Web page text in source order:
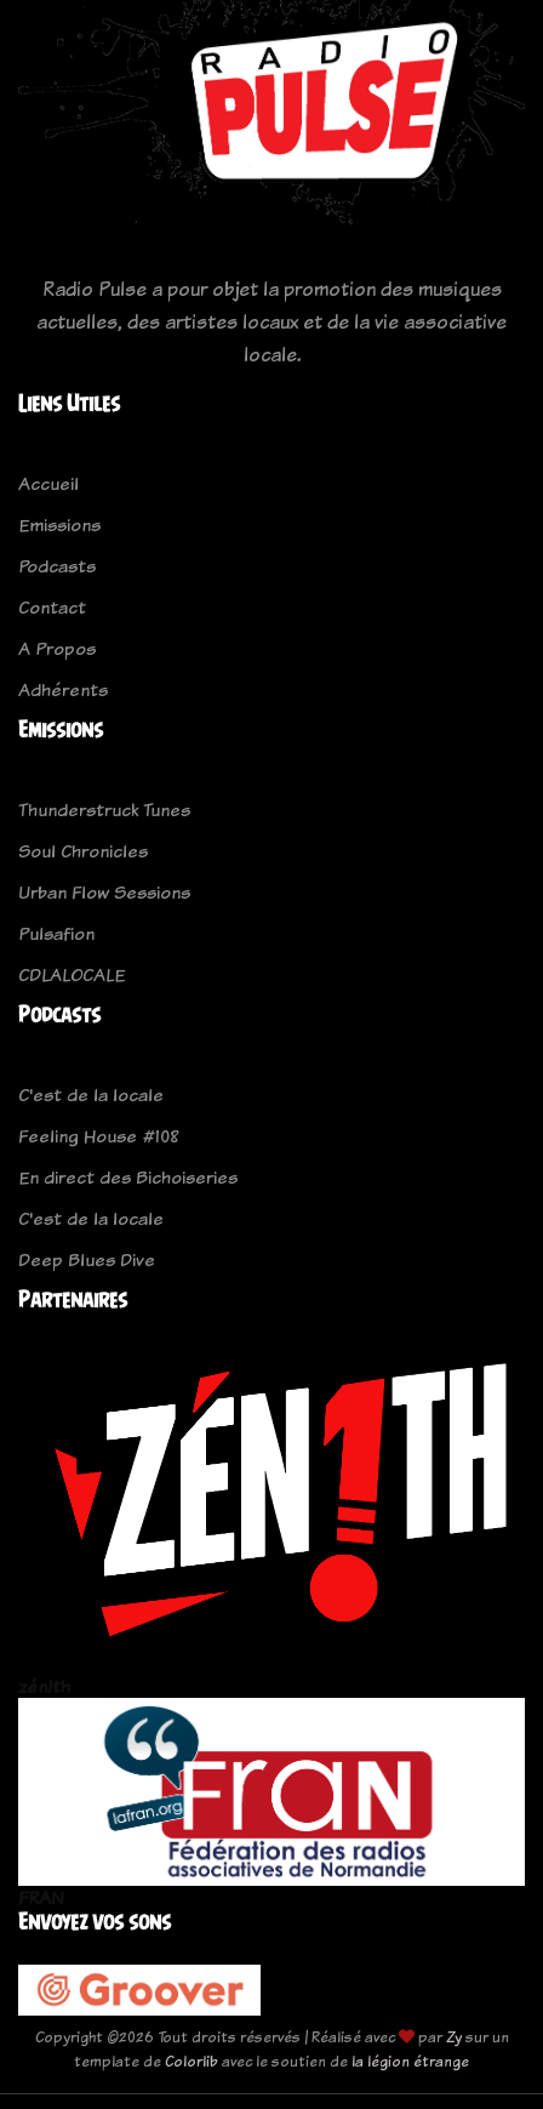
Radio Pulse a pour objet la promotion des musiques
actuelles, des artistes locaux et de la vie associative
locale.
Liens Utiles
Accueil
Emissions
Podcasts
Contact
A Propos
Adhérents
Emissions
Thunderstruck Tunes
Soul Chronicles
Urban Flow Sessions
Pulsafion
CDLALOCALE
Podcasts
C'est de la locale
Feeling House #108
En direct des Bichoiseries
C'est de la locale
Deep Blues Dive
Partenaires
Envoyez vos sons
Copyright ©2026 Tout droits réservés | Réalisé avec parZysur un
template deColorlibavec le soutien de la légion étrange